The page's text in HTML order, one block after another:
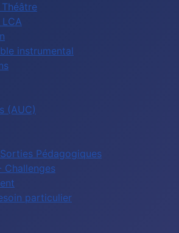
instrumental
(AUC)
Pédagogiques
Challenges
particulier